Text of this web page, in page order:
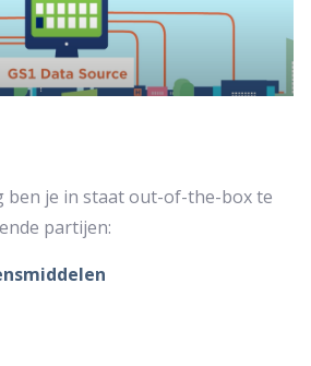
ben je in staat out-of-the-box te
partijen: